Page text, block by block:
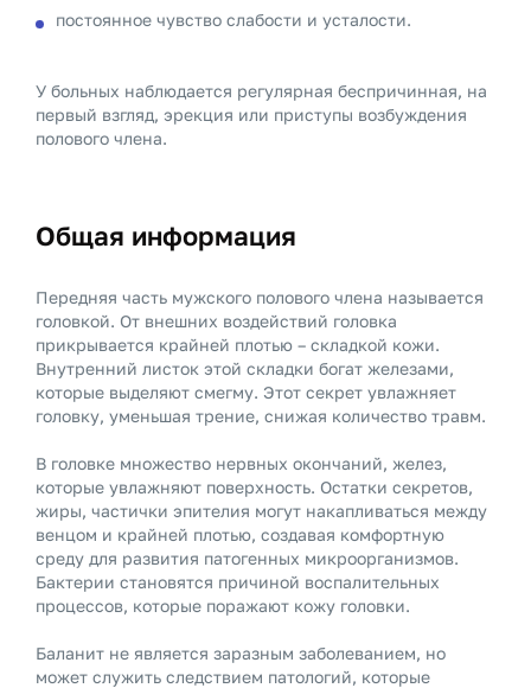
постоянное чувство слабости и усталости.
У больных наблюдается регулярная беспричинная, на
первый взгляд, эрекция или приступы возбуждения
полового члена.
Общая информация
Передняя часть мужского полового члена называется
головкой. От внешних воздействий головка
прикрывается крайней плотью – складкой кожи.
Внутренний листок этой складки богат железами,
которые выделяют смегму. Этот секрет увлажняет
головку, уменьшая трение, снижая количество травм.
В головке множество нервных окончаний, желез,
которые увлажняют поверхность. Остатки секретов,
жиры, частички эпителия могут накапливаться между
венцом и крайней плотью, создавая комфортную
среду для развития патогенных микроорганизмов.
Бактерии становятся причиной воспалительных
процессов, которые поражают кожу головки.
Баланит не является заразным заболеванием, но
может служить следствием патологий, которые